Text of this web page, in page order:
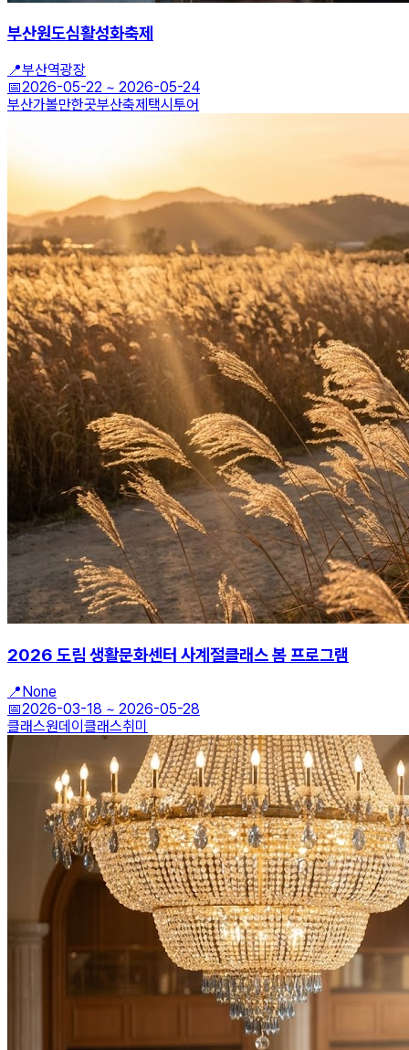
부산원도심활성화축제
📍부산역광장
📅2026-05-22 ~ 2026-05-24
부산가볼만한곳부산축제택시투어
2026 도림 생활문화센터 사계절클래스 봄 프로그램
📍None
📅2026-03-18 ~ 2026-05-28
클래스원데이클래스취미